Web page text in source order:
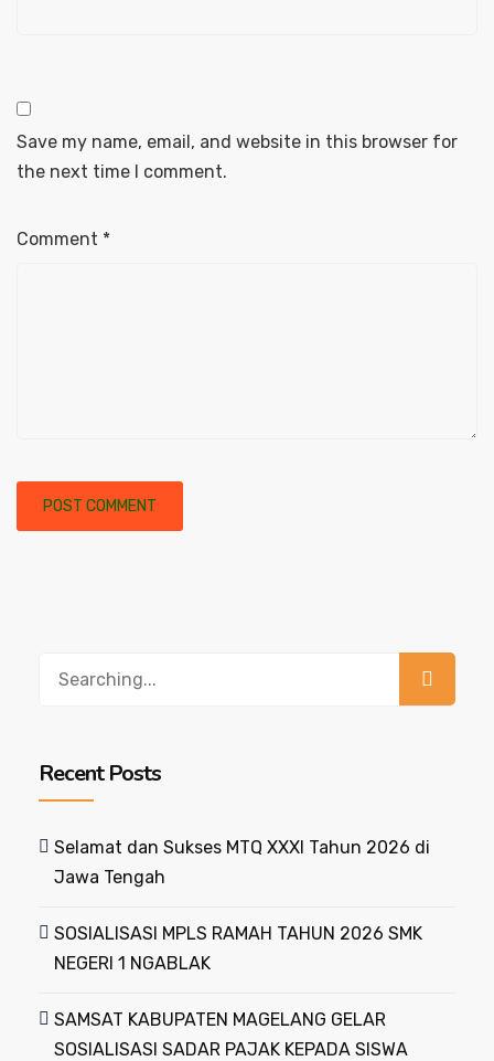
Save my name, email, and website in this browser for
the next time I comment.
Comment *
Recent Posts
Selamat dan Sukses MTQ XXXI Tahun 2026 di
Jawa Tengah
SOSIALISASI MPLS RAMAH TAHUN 2026 SMK
NEGERI 1 NGABLAK
SAMSAT KABUPATEN MAGELANG GELAR
SOSIALISASI SADAR PAJAK KEPADA SISWA